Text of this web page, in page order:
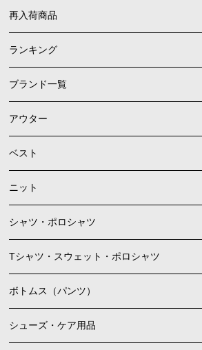
再入荷商品
ランキング
ブランド一覧
アウター
ベスト
ニット
シャツ・ポロシャツ
Tシャツ・スウェット・ポロシャツ
ボトムス（パンツ）
シューズ・ケア用品